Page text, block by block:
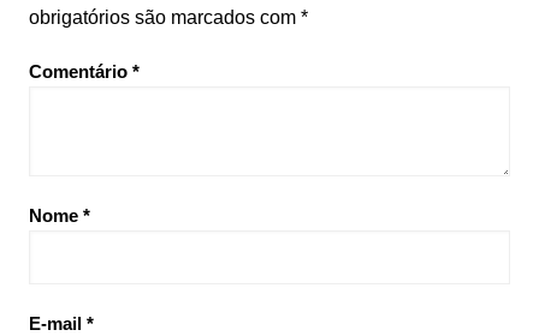
obrigatórios são marcados com *
Comentário *
Nome *
E-mail *